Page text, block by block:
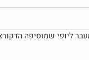
ליופי שמוסיפה